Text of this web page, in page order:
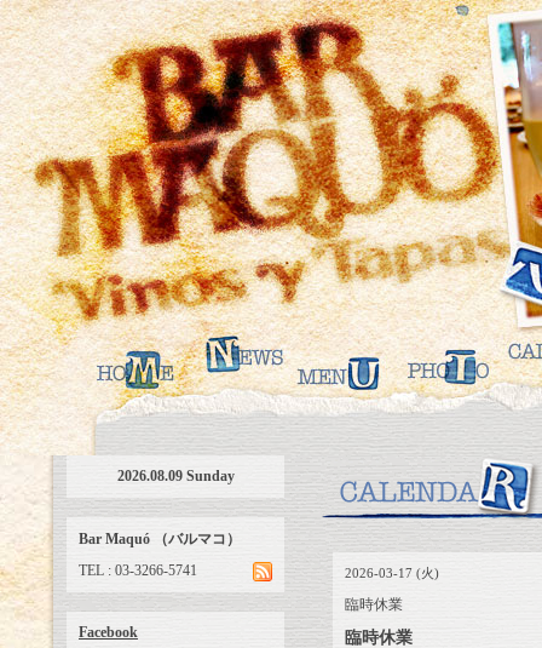
2026-03-17 (火)
臨時休業
臨時休業
2026.08.09 Sunday
Bar Maquó （バルマコ）
TEL : 03-3266-5741
Facebook